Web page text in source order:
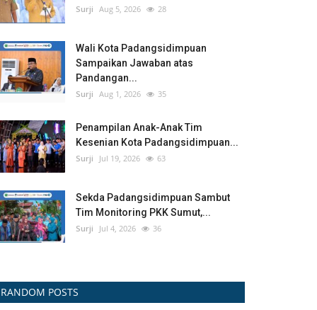
Surji Aug 5, 2026 28
Wali Kota Padangsidimpuan
Sampaikan Jawaban atas
Pandangan...
Surji Aug 1, 2026 35
Penampilan Anak-Anak Tim
Kesenian Kota Padangsidimpuan...
Surji Jul 19, 2026 63
Sekda Padangsidimpuan Sambut
Tim Monitoring PKK Sumut,...
Surji Jul 4, 2026 36
RANDOM POSTS